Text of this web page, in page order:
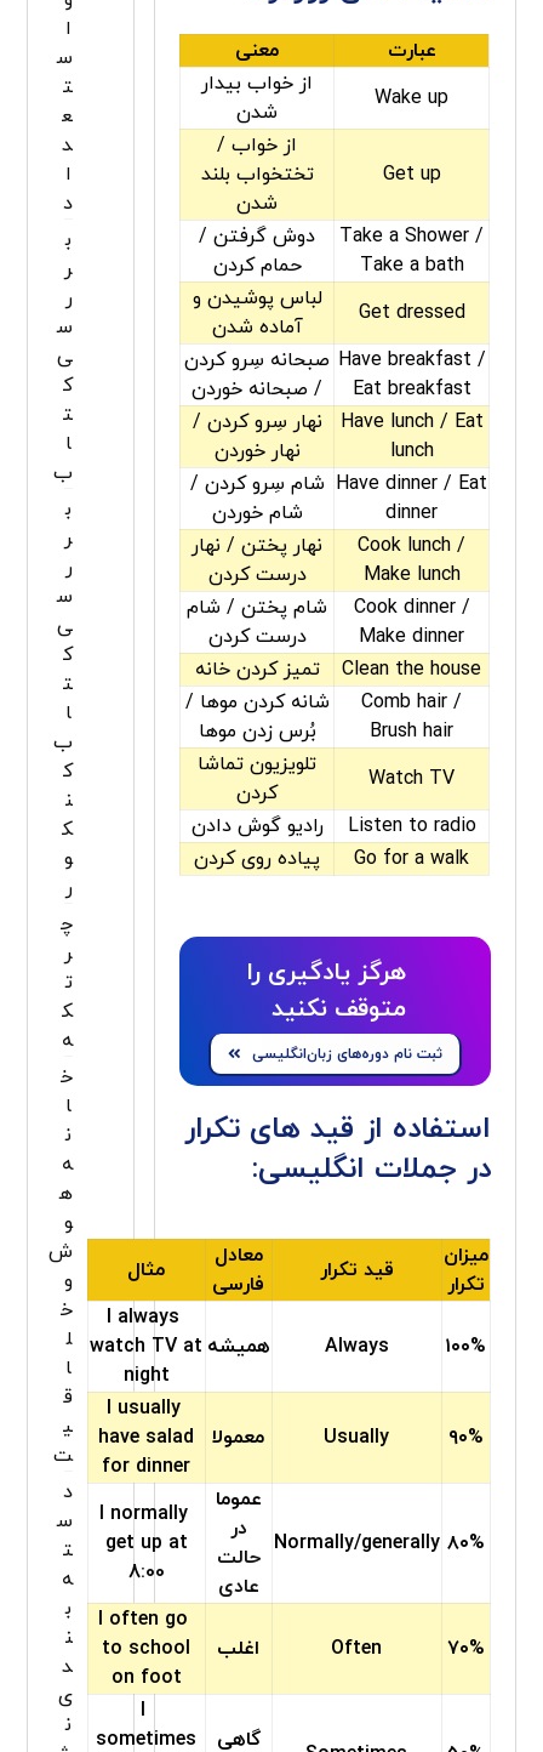
عبارت
معنی
Wake up
از خواب بیدار
شدن
Get up
از خواب /
تختخواب بلند
شدن
Take a Shower /
Take a bath
دوش گرفتن /
حمام کردن
Get dressed
لباس پوشیدن و
آماده شدن
Have breakfast /
Eat breakfast
صبحانه سِرو کردن
/ صبحانه خوردن
Have lunch / Eat
lunch
نهار سِرو کردن /
نهار خوردن
Have dinner / Eat
dinner
شام سِرو کردن /
شام خوردن
Cook lunch /
Make lunch
نهار پختن / نهار
درست کردن
Cook dinner /
Make dinner
شام پختن / شام
درست کردن
Clean the house
تمیز کردن خانه
Comb hair /
Brush hair
شانه کردن موها /
بُرس زدن موها
Watch TV
تلویزیون تماشا
کردن
Listen to radio
رادیو گوش دادن
Go for a walk
پیاده روی کردن
هرگز یادگیری را
متوقف نکنید
ثبت نام دوره‌های زبان‌انگلیسی
استفاده از قید های تکرار
در جملات انگلیسی:
میزان
تکرار
قید تکرار
معادل
فارسی
مثال
۱۰۰% Always همیشه
I always
watch TV at
night
۹۰% Usually معمولا
I usually
have salad
for dinner
۸۰% Normally/generally
عموما
در
حالت
عادی
I normally
get up at
8:00
۷۰% Often اغلب
I often go
to school
on foot
گاهی
I
sometimes
ا
س
ت
ع
د
ا
د
ب
ر
ر
س
ی
ک
ت
ا
ب
ب
ر
ر
س
ی
ک
ت
ا
ب
ک
ن
ک
و
ر
چ
ر
ت
ک
ه
خ
ا
ن
ه
ه
و
ش
و
خ
ل
ا
ق
ی
ت
د
س
ت
ه‌
ب
ن
د
ی
ن